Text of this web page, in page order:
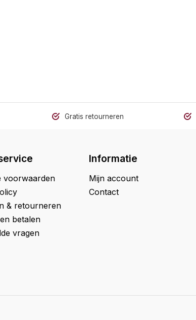
Gratis retourneren
voorwaarden
& retourneren
betalen
vragen
Informatie
Mijn account
Contact